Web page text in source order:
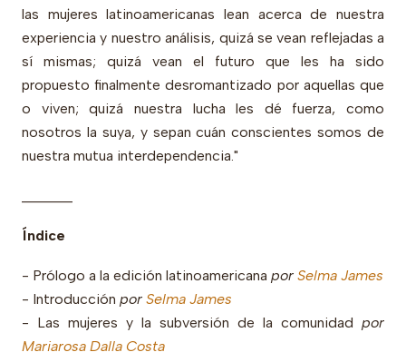
las mujeres latinoamericanas lean acerca de nuestra
experiencia y nuestro análisis, quizá se vean reflejadas a
sí mismas; quizá vean el futuro que les ha sido
propuesto finalmente desromantizado por aquellas que
o viven; quizá nuestra lucha les dé fuerza, como
nosotros la suya, y sepan cuán conscientes somos de
nuestra mutua interdependencia."
Índice
- Prólogo a la edición latinoamericana por Selma James
- Introducción por Selma James
- Las mujeres y la subversión de la comunidad por
Mariarosa Dalla Costa